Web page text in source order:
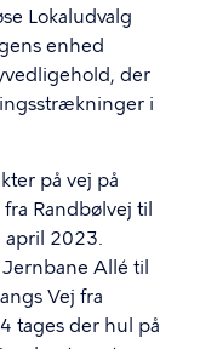
Lokaludvalg
enhed
der
i
på vej på
Randbølvej til
april 2023.
Allé til
Vej fra
tages der hul på